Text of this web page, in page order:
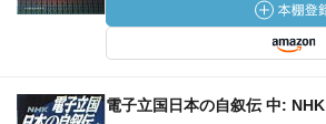
電子立国日本の自叙伝 中: NHK